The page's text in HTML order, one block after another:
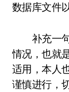
数据库文件
补充一句
情况，也就
适用，本人
谨慎进行，